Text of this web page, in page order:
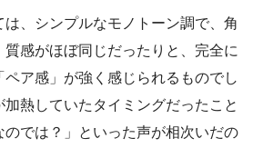
、シンプルなモノトーン調で、角
感がほぼ同じだったりと、完全に
ア感」が強く感じられるものでし
熱していたタイミングだったこと
のでは？」といった声が相次いだの